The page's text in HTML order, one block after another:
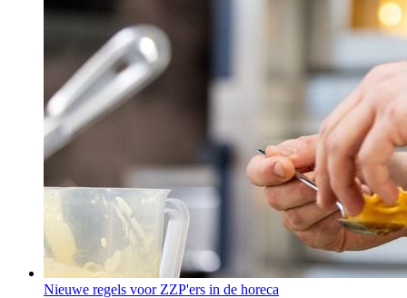
Nieuwe regels voor ZZP'ers in de horeca